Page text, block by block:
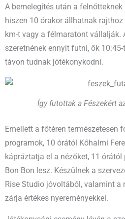
A bemelegítés után a
hiszen 10 órakor állhatnak
km-t vagy a félmaratont vállalják.
szeretnének ennyit futni, ők
távon tudnak jótékonykodni.
Így futottak a Fészekért
Emellett a főtéren természetesen
programok, 10 órától Kőhalmi
kápráztatja el a nézőket, 11 órától
Bon Bon lesz. Készülnek a
Rise Studio jóvoltából, valamint
zárja értékes nyereményekkel.